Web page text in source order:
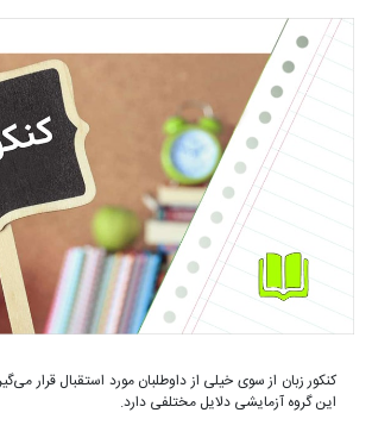
کنکور زبان از سوی خیلی از داوطلبان مورد استقبال قرار
این گروه آزمایشی دلایل مختلفی دارد.